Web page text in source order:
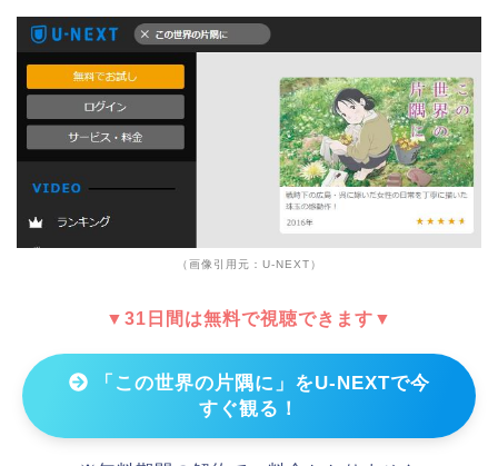
（画像引用元：U-NEXT）
▼31日間は無料で視聴できます▼
「この世界の片隅に」をU-NEXTで今
すぐ観る！